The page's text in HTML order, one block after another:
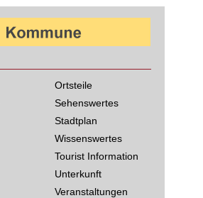
Ortsteile
Sehenswertes
Stadtplan
Wissenswertes
Tourist Information
Unterkunft
Veranstaltungen